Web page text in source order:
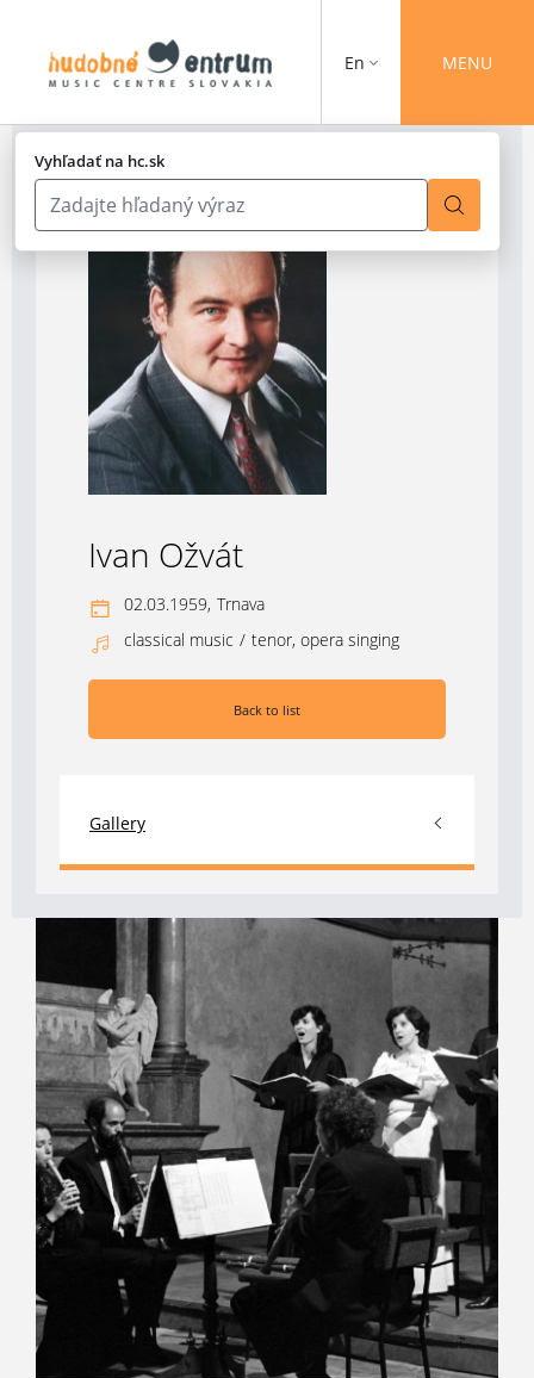
Vyhľadať na hc.sk
En MENU
Ivan Ožvát
02.03.1959, Trnava
classical music / tenor, opera singing
Back to list
Gallery